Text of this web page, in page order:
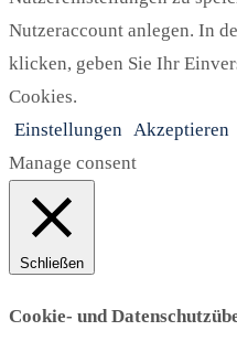
Nutzeraccount anlegen. In
klicken, geben Sie Ihr
Cookies.
Einstellungen Akzeptieren
Manage consent
Schließen
Cookie- und